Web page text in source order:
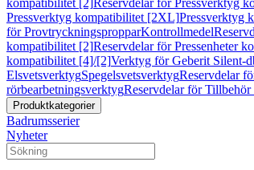
kompatibilitet [2]Reservdelar för Pressverktyg
Pressverktyg kompatibilitet [2XL]Pressverktyg
för ProvtryckningspropparKontrollmedel
kompatibilitet [2]Reservdelar för Pressenheter
kompatibilitet [4]/[2]Verktyg för Geberit Silent-
ElsvetsverktygSpegelsvetsverktygReservdelar
rörbearbetningsverktygReservdelar för
Produktkategorier
Badrumsserier
Nyheter